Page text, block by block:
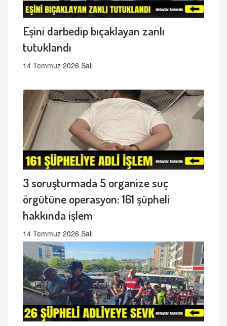
Eşini darbedip bıçaklayan zanlı
tutuklandı
14 Temmuz 2026 Salı
3 soruşturmada 5 organize suç
örgütüne operasyon: 161 şüpheli
hakkında işlem
14 Temmuz 2026 Salı